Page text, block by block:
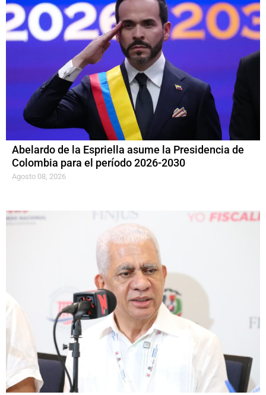
Abelardo de la Espriella asume la Presidencia de
Colombia para el período 2026-2030
Agosto 08, 2026